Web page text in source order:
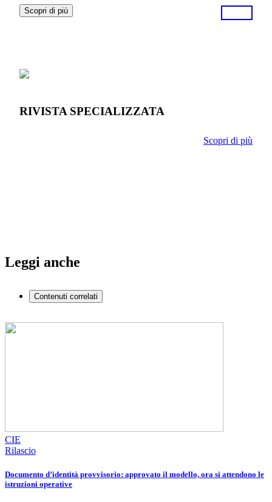
Scopri di più
RIVISTA SPECIALIZZATA
Scopri di più
Leggi anche
Contenuti correlati
CIE
Rilascio
Documento d’identità provvisorio: approvato il modello, ora si attendono le
istruzioni operative